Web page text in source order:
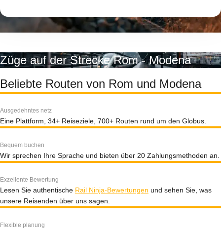
Züge auf der Strecke Rom - Modena
Beliebte Routen von Rom und Modena
Ausgedehntes netz
Eine Plattform, 34+ Reiseziele, 700+ Routen rund um den Globus.
Bequem buchen
Wir sprechen Ihre Sprache und bieten über 20 Zahlungsmethoden an.
Exzellente Bewertung
Lesen Sie authentische Rail Ninja-Bewertungen und sehen Sie, was
unsere Reisenden über uns sagen.
Flexible planung